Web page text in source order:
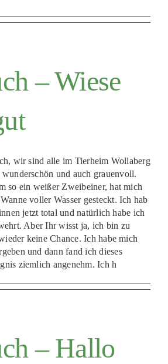
– Wiese
wir sind alle im Tierheim Wollaberg
und auch grauenvoll.
so ein weißer Zweibeiner, hat mich
voller Wasser gesteckt. Ich hab
jetzt total und natürlich habe ich
Aber Ihr wisst ja, ich bin zu
keine Chance. Ich habe mich
und dann fand ich dieses
ziemlich angenehm. Ich h
– Hallo